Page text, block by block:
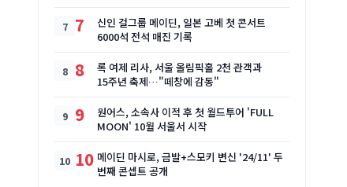
7
신인 걸그룹 메이딘, 일본 고베 첫 콘서트
6000석 전석 매진 기록
8
록 여제 리사, 서울 올림픽홀 2천 관객과
15주년 축제…"떼창에 감동"
9
원어스, 소속사 이적 후 첫 월드투어 'FULL
MOON' 10월 서울서 시작
10 메이딘 마시로, 금발+스모키 변신 '24/11' 두
번째 콘셉트 공개